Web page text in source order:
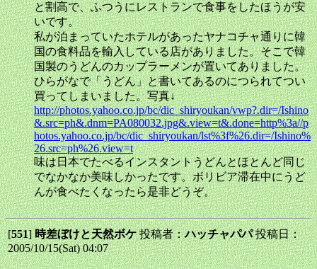
と割高で、ふつうにレストランで食事をしたほうが安
いです。
私が泊まっていたホテルがあったヤナコチャ通りに韓
国の食料品を輸入している店がありました。そこで韓
国製のうどんのカップラーメンが置いてありました。
ひらがなで「うどん」と書いてあるのにつられてつい
買ってしまいました。写真↓
http://photos.yahoo.co.jp/bc/dic_shiryoukan/vwp?.dir=/Ishino
&.src=ph&.dnm=PA080032.jpg&.view=t&.done=http%3a//p
hotos.yahoo.co.jp/bc/dic_shiryoukan/lst%3f%26.dir=/Ishino%
26.src=ph%26.view=t
味は日本でたべるインスタントうどんとほとんど同じ
でなかなか美味しかったです。ボリビア滞在中にうど
んが食べたくなったら是非どうぞ。
[551]時差ぼけと天然ボケ投稿者：ハッチャパパ投稿日：
2005/10/15(Sat) 04:07